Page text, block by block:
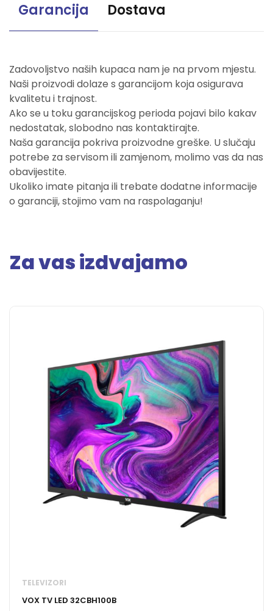
Garancija Dostava
Zadovoljstvo naših kupaca nam je na prvom mjestu.
Naši proizvodi dolaze s garancijom koja osigurava
kvalitetu i trajnost.
Ako se u toku garancijskog perioda pojavi bilo kakav
nedostatak, slobodno nas kontaktirajte.
Naša garancija pokriva proizvodne greške. U slučaju
potrebe za servisom ili zamjenom, molimo vas da nas
obavijestite.
Ukoliko imate pitanja ili trebate dodatne informacije
o garanciji, stojimo vam na raspolaganju!
Za vas izdvajamo
TELEVIZORI
VOX TV LED 32CBH100B